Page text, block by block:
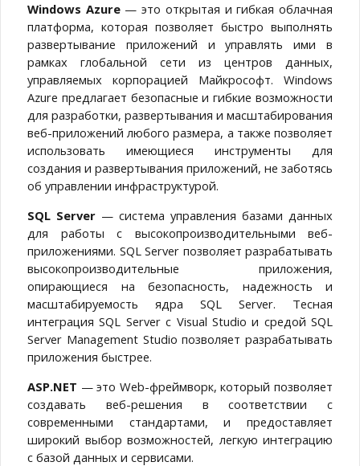
Windows Azure— это открытая и гибкая облачная
платформа, которая позволяет быстро выполнять
развертывание приложений и управлять ими в
рамках глобальной сети из центров данных,
управляемых корпорацией Майкрософт. Windows
Azure предлагает безопасные и гибкие возможности
для разработки, развертывания и масштабирования
веб-приложений любого размера, а также позволяет
использовать имеющиеся инструменты для
создания и развертывания приложений, не заботясь
об управлении инфраструктурой.
SQL Server — система управления базами данных
для работы с высокопроизводительными веб-
приложениями. SQL Server позволяет разрабатывать
высокопроизводительные приложения,
опирающиеся на безопасность, надежность и
масштабируемость ядра SQL Server. Тесная
интеграция SQL Server с Visual Studio и средой SQL
Server Management Studio позволяет разрабатывать
приложения быстрее.
ASP.NET — это Web-фреймворк, который позволяет
создавать веб-решения в соответствии с
современными стандартами, и предоставляет
широкий выбор возможностей, легкую интеграцию
с базой данных и сервисами.